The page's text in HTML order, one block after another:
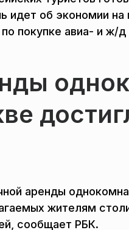
идет об экономии
покупке авиа- и ж/д
аренды
жителям
сообщает РБК.